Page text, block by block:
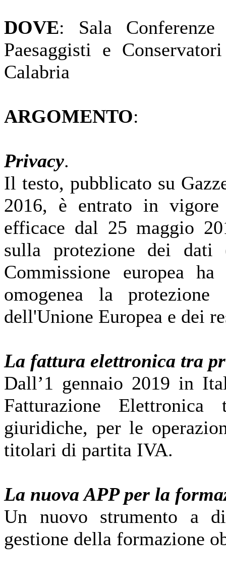
DOVE: Sala
Paesaggisti e
Calabria
ARGOMENTO:
Privacy.
Il testo, pubblicato su
2016, è entrato in
efficace dal 25 maggio
sulla protezione dei dati
Commissione europea
omogenea la
dell'Unione Europea e dei
La fattura elettronica tra
Dall’1 gennaio 2019 in
Fatturazione
giuridiche, per le
titolari di partita IVA.
La nuova APP per la
Un nuovo strumento a
gestione della formazione